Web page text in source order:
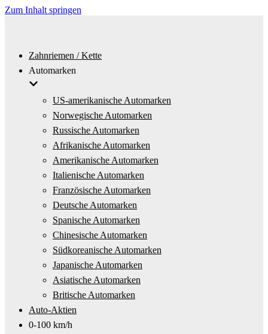
Zum Inhalt springen
Zahnriemen / Kette
Automarken
US-amerikanische Automarken
Norwegische Automarken
Russische Automarken
Afrikanische Automarken
Amerikanische Automarken
Italienische Automarken
Französische Automarken
Deutsche Automarken
Spanische Automarken
Chinesische Automarken
Südkoreanische Automarken
Japanische Automarken
Asiatische Automarken
Britische Automarken
Auto-Aktien
0-100 km/h